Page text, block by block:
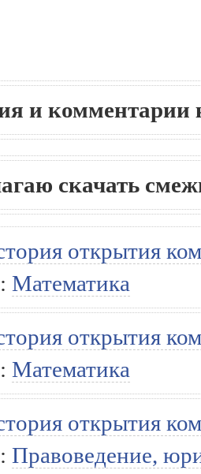
и комментарии
скачать
открытия
Математика
открытия
Математика
открытия
Правоведение,